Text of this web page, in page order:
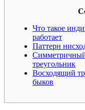
Что такое
работает
Паттерн
треугольник
Восходящий
быков